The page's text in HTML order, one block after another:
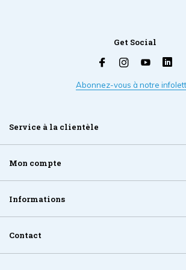
Get Social
Abonnez-vous à notre
Service à la clientèle
Mon compte
Informations
Contact